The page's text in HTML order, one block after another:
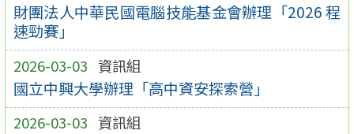
財團法人中華民國電腦技能基金會辦理「2026 程
速勁賽」
2026-03-03 資訊組
國立中興大學辦理「高中資安探索營」
2026-03-03 資訊組